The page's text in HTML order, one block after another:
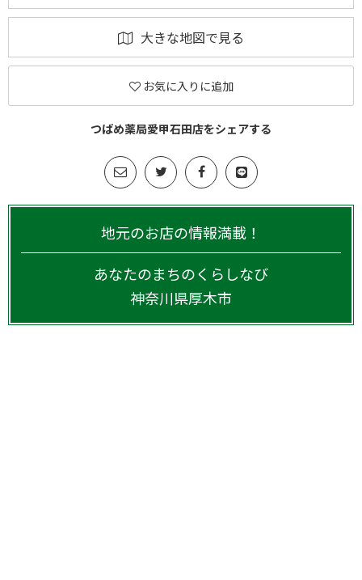
大きな地図で見る
お気に入りに追加
つばめ薬局愛甲石田店をシェアする
地元のお店の情報満載！
あなたのまちのくらしなび
神奈川県厚木市